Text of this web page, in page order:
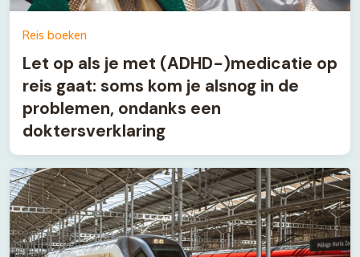
Reis boeken
Let op als je met (ADHD-)medicatie op
reis gaat: soms kom je alsnog in de
problemen, ondanks een
doktersverklaring